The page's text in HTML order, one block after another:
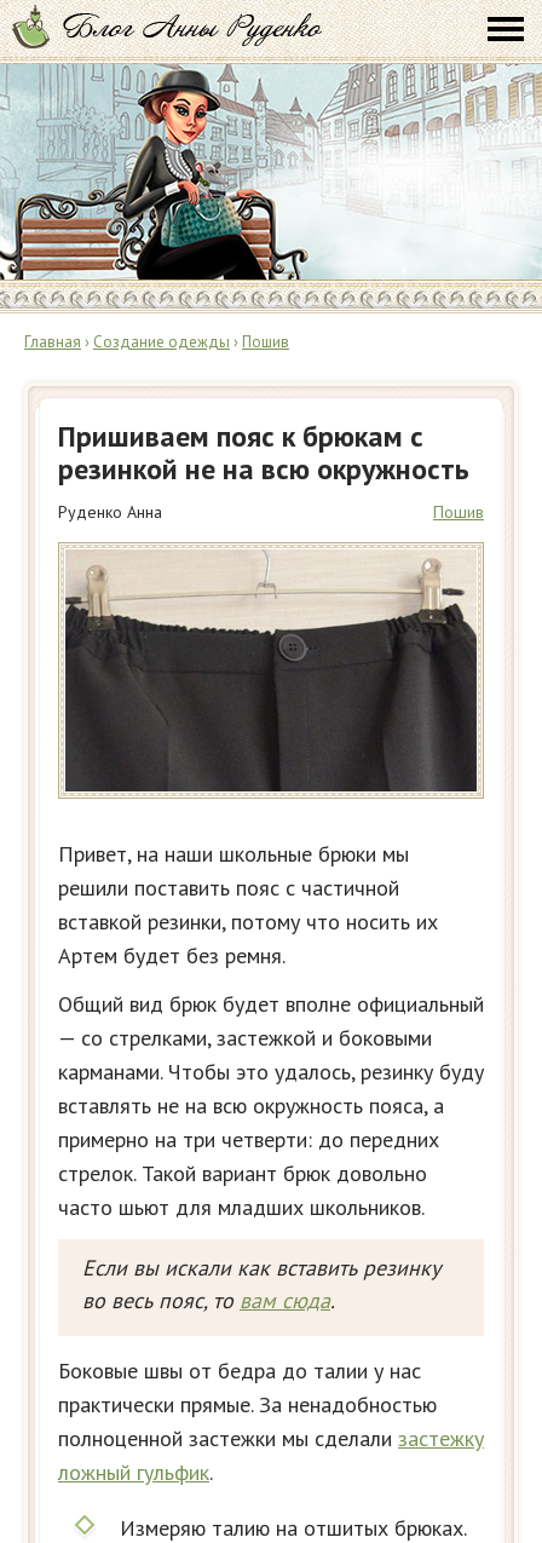
Главная › Создание одежды › Пошив
Пришиваем пояс к брюкам с
резинкой не на всю окружность
Руденко Анна Пошив
Привет, на наши школьные брюки мы
решили поставить пояс с частичной
вставкой резинки, потому что носить их
Артем будет без ремня.
Общий вид брюк будет вполне официальный
— со стрелками, застежкой и боковыми
карманами. Чтобы это удалось, резинку буду
вставлять не на всю окружность пояса, а
примерно на три четверти: до передних
стрелок. Такой вариант брюк довольно
часто шьют для младших школьников.
Если вы искали как вставить резинку
во весь пояс, то вам сюда.
Боковые швы от бедра до талии у нас
практически прямые. За ненадобностью
полноценной застежки мы сделали застежку
ложный гульфик.
Измеряю талию на отшитых брюках.